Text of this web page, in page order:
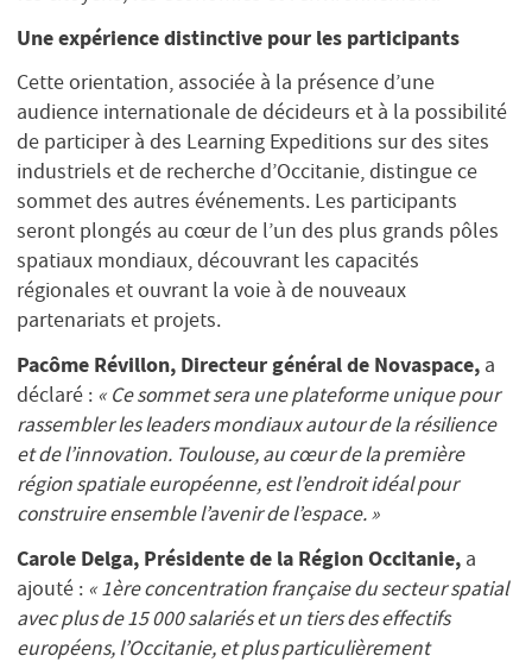
Une expérience distinctive pour les participants
Cette orientation, associée à la présence d’une
audience internationale de décideurs et à la possibilité
de participer à des Learning Expeditions sur des sites
industriels et de recherche d’Occitanie, distingue ce
sommet des autres événements. Les participants
seront plongés au cœur de l’un des plus grands pôles
spatiaux mondiaux, découvrant les capacités
régionales et ouvrant la voie à de nouveaux
partenariats et projets.
Pacôme Révillon, Directeur général de Novaspace, a
déclaré : « Ce sommet sera une plateforme unique pour
rassembler les leaders mondiaux autour de la résilience
et de l’innovation. Toulouse, au cœur de la première
région spatiale européenne, est l’endroit idéal pour
construire ensemble l’avenir de l’espace. »
Carole Delga, Présidente de la Région Occitanie, a
ajouté : « 1ère concentration française du secteur spatial
avec plus de 15 000 salariés et un tiers des effectifs
européens, l’Occitanie, et plus particulièrement